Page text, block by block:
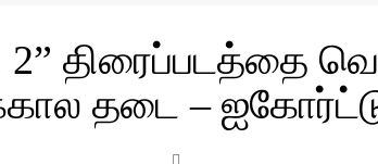
2” திரைப்படத்தை
தடை –